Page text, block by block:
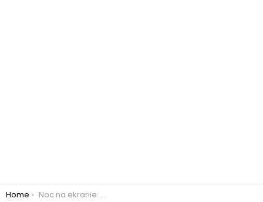
You are here:
Home Noc na ekranie: opowieść o rozrywce kasynowej na telefonie